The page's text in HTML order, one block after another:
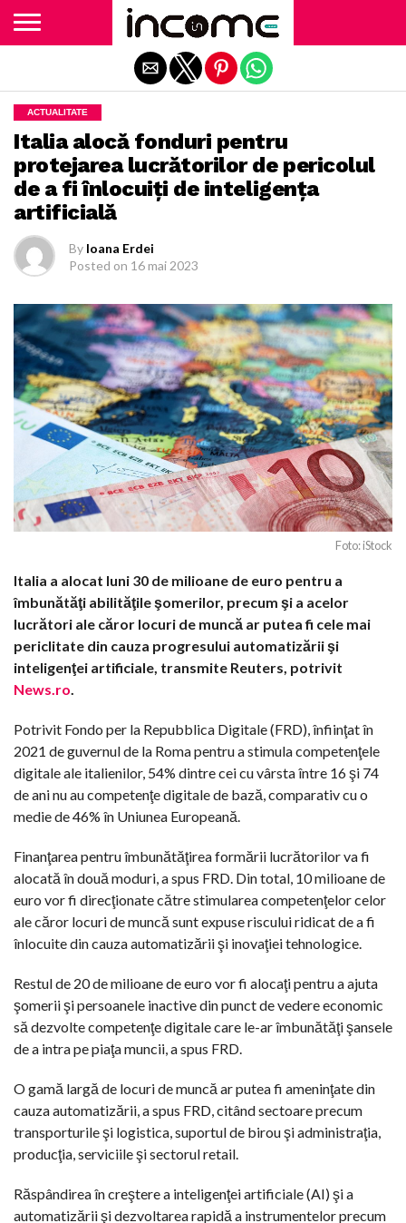
ACTUALITATE
Italia alocă fonduri pentru
protejarea lucrătorilor de pericolul
de a fi înlocuiţi de inteligenţa
artificială
By Ioana Erdei
Posted on 16 mai 2023
Foto: iStock
Italia a alocat luni 30 de milioane de euro pentru a
îmbunătăţi abilităţile şomerilor, precum şi a acelor
lucrători ale căror locuri de muncă ar putea fi cele mai
periclitate din cauza progresului automatizării şi
inteligenţei artificiale, transmite Reuters, potrivit
News.ro
Potrivit Fondo per la Repubblica Digitale (FRD), înfiinţat în
2021 de guvernul de la Roma pentru a stimula competenţele
digitale ale italienilor, 54% dintre cei cu vârsta între 16 şi 74
de ani nu au competenţe digitale de bază, comparativ cu o
medie de 46% în Uniunea Europeană.
Finanţarea pentru îmbunătăţirea formării lucrătorilor va fi
alocată în două moduri, a spus FRD. Din total, 10 milioane de
euro vor fi direcţionate către stimularea competenţelor celor
ale căror locuri de muncă sunt expuse riscului ridicat de a fi
înlocuite din cauza automatizării şi inovaţiei tehnologice.
Restul de 20 de milioane de euro vor fi alocaţi pentru a ajuta
şomerii şi persoanele inactive din punct de vedere economic
să dezvolte competenţe digitale care le-ar îmbunătăţi şansele
de a intra pe piaţa muncii, a spus FRD.
O gamă largă de locuri de muncă ar putea fi ameninţate din
cauza automatizării, a spus FRD, citând sectoare precum
transporturile şi logistica, suportul de birou şi administraţia,
producţia, serviciile şi sectorul retail.
Răspândirea în creştere a inteligenţei artificiale (AI) şi a
automatizării şi dezvoltarea rapidă a instrumentelor precum
Exit mobile version